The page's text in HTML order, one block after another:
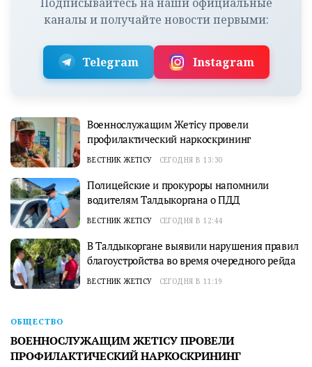
каналы и получайте новости первыми:
Telegram Instagram
Военнослужащим Жетісу провели
профилактический наркоскрининг
ВЕСТНИК ЖЕТІСУ СЕГОДНЯ В 13:30
Полицейские и прокуроры напомнили
водителям Талдыкоргана о ПДД
ВЕСТНИК ЖЕТІСУ СЕГОДНЯ В 12:44
В Талдыкоргане выявили нарушения правил
благоустройства во время очередного рейда
ВЕСТНИК ЖЕТІСУ СЕГОДНЯ В 11:19
ОБЩЕСТВО
ВОЕННОСЛУЖАЩИМ ЖЕТІСУ ПРОВЕЛИ
ПРОФИЛАКТИЧЕСКИЙ НАРКОСКРИНИНГ